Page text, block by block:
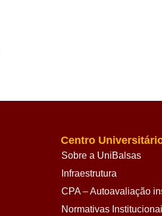
Centro
Sobre a UniBalsas
Infraestrutura
CPA – Autoavaliação
Normativas